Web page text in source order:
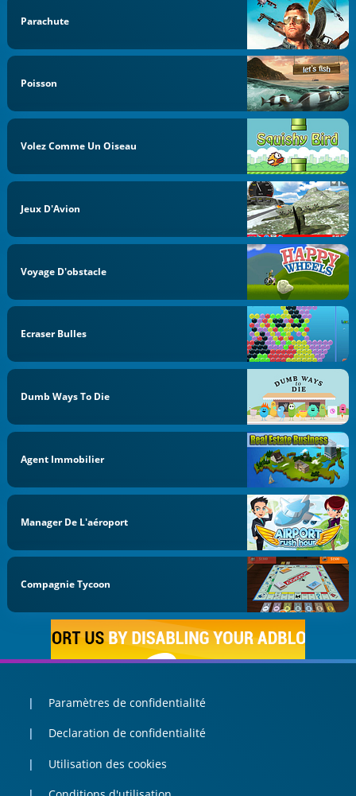
Parachute
Poisson
Volez Comme Un Oiseau
Jeux D'Avion
Voyage D'obstacle
Ecraser Bulles
Dumb Ways To Die
Agent Immobilier
Manager De L'aéroport
Compagnie Tycoon
Paramètres de confidentialité
Declaration de confidentialité
Utilisation des cookies